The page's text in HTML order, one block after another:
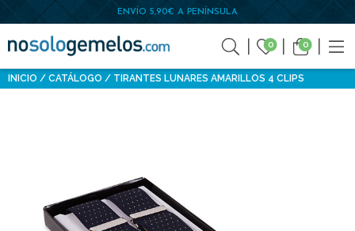
ENVÍO 5,90€ A PENÍNSULA
0 0
INICIO CATÁLOGO TIRANTES LUNARES AMARILLOS 4 CLIPS